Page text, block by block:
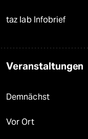
taz lab Infobrief
Veranstaltungen
Demnächst
Vor Ort